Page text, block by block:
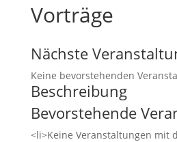
Vorträge
Nächste
Keine bevorstehenden
Beschreibung
Bevorstehende
<li>Keine Veranstaltungen mit